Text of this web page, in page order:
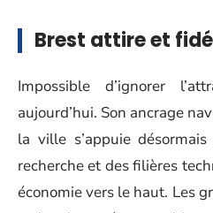
Brest attire et
Impossible d’ignorer
aujourd’hui. Son ancrage
la ville s’appuie
recherche et des filières
économie vers le haut. Les